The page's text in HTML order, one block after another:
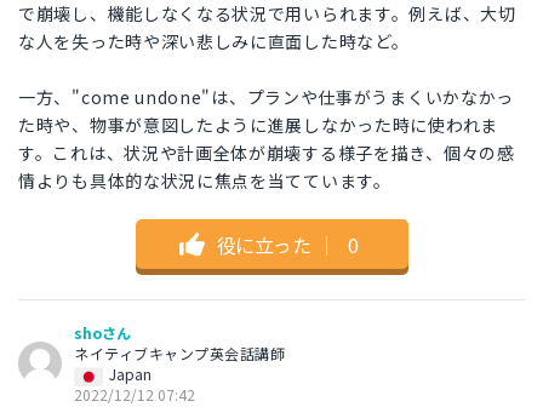
で崩壊し、機能しなくなる状況で用いられます。例えば、大切
な人を失った時や深い悲しみに直面した時など。
一方、"come undone"は、プランや仕事がうまくいかなかっ
た時や、物事が意図したように進展しなかった時に使われま
す。これは、状況や計画全体が崩壊する様子を描き、個々の感
情よりも具体的な状況に焦点を当てています。
役に立った ｜ 0
shoさん
ネイティブキャンプ英会話講師
Japan
2022/12/12 07:42